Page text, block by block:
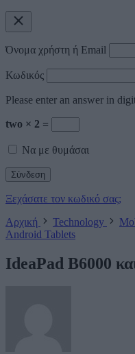
Όνομα χρήστη ή Email
Κωδικός
Please enter an answer in
two × 2 =
Να με θυμάσαι
Ξεχάσατε τον κωδικό σας;
Αρχική
Technology
Android Tablets
IdeaPad B6000